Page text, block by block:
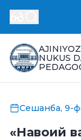
NUKUS
Сешанба, 9-
«Навоий